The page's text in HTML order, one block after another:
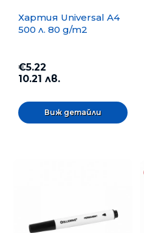
Хартия Universal A4
500 л. 80 g/m2
€5.22
10.21 лв.
Виж детайли